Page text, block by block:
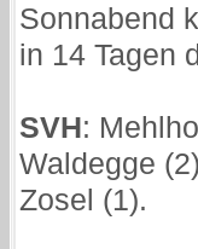
Sonnabend
in 14 Tagen
SVH:
Waldegge
Zosel (1).